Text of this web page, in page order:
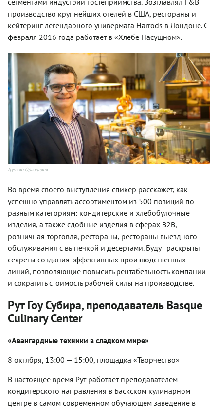
производство крупнейших отелей в США, рестораны и
кейтеринг легендарного универмага Harrods в Лондоне. С
февраля 2016 года работает в «Хлебе Насущном».
Дуччио Орландини
Во время своего выступления спикер расскажет, как
успешно управлять ассортиментом из 500 позиций по
разным категориям: кондитерские и хлебобулочные
изделия, а также сдобные изделия в сферах В2В,
розничная торговля, рестораны, рестораны выездного
обслуживания с выпечкой и десертами. Будут раскрыты
секреты создания эффективных производственных
линий, позволяющие повысить рентабельность компании
и сократить стоимость рабочей силы на производстве.
Рут Гоу Субира, преподаватель Basque
Culinary Center
«Авангардные техники в сладком мире»
8 октября, 13:00 — 15:00, площадка «Творчество»
В настоящее время Рут работает преподавателем
кондитерского направления в Баскском кулинарном
центре в самом современном обучающем заведение в